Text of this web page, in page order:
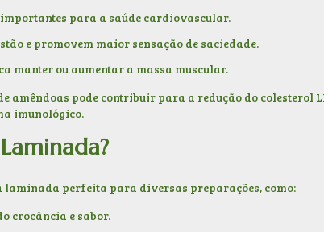
para a saúde cardiovascular.
e promovem maior sensação de saciedade.
manter ou aumentar a massa muscular.
amêndoas pode contribuir para a redução do colesterol
imunológico.
laminada perfeita para diversas preparações, como:
crocância e sabor.